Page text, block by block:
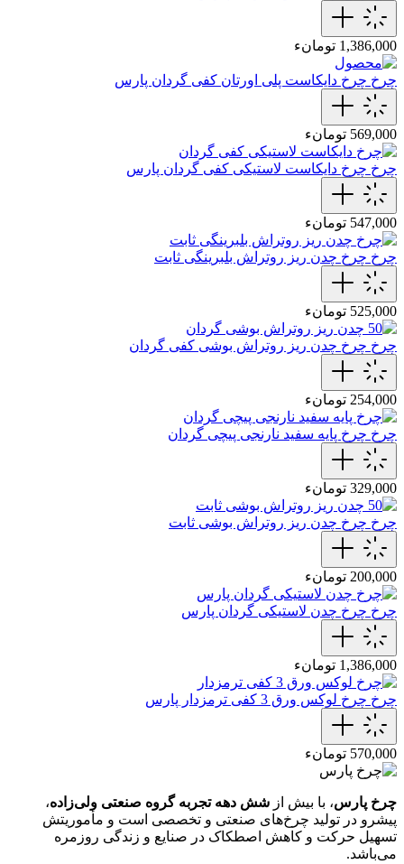
1,386,000 تومانء
چرخ چرخ دایکاست پلی اورتان کفی گردان پارس
569,000 تومانء
چرخ چرخ دایکاست لاستیکی کفی گردان پارس
547,000 تومانء
چرخ چرخ چدن ریز روتراش بلبرینگی ثابت
525,000 تومانء
چرخ چرخ چدن ریز روتراش بوشی کفی گردان
254,000 تومانء
چرخ چرخ پایه سفید نارنجی پیچی گردان
329,000 تومانء
چرخ چرخ چدن ریز روتراش بوشی ثابت
200,000 تومانء
چرخ چرخ چدن لاستیکی گردان پارس
1,386,000 تومانء
چرخ چرخ لوکس ورق 3 کفی ترمزدار پارس
570,000 تومانء
چرخ پارس، با بیش از شش دهه تجربه گروه صنعتی ولی‌زاده،
پیشرو در تولید چرخ‌های صنعتی و تخصصی است و مأموریتش
تسهیل حرکت و کاهش اصطکاک در صنایع و زندگی روزمره
می‌باشد.